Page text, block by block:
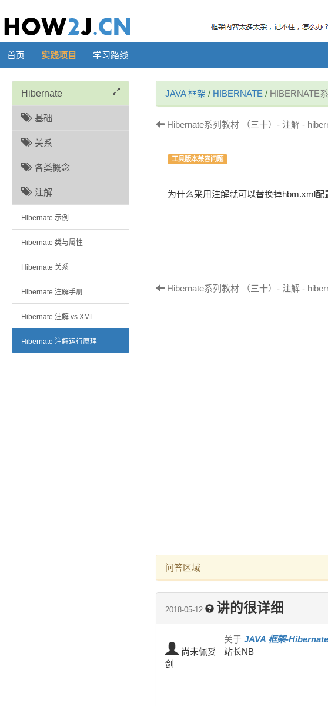
首页 实践项目 学习路线
Hibernate
基础
关系
各类概念
注解
Hibernate 示例
Hibernate 类与属性
Hibernate 关系
Hibernate 注解手册
Hibernate 注解 vs XML
Hibernate 注解运行原理
JAVA 框架 / HIBERNATE / HIBERNATE
Hibernate系列教材 （三十）- 注解 -
工具版本兼容问题
为什么采用注解就可以替换掉hbm.xml配
Hibernate系列教材 （三十）- 注解 -
问答区域
2018-05-12 讲的很详细
尚未佩妥
剑
关于 JAVA 框架-
站长NB